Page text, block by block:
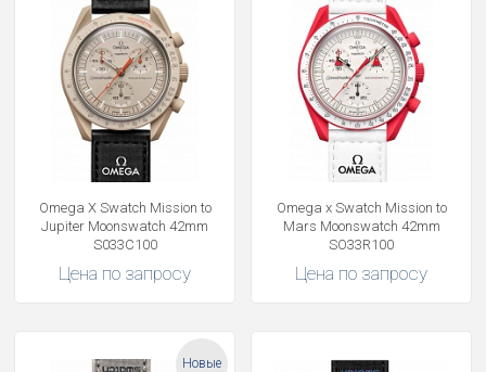
Omega X Swatch Mission to
Jupiter Moonswatch 42mm
S033C100
Цена по запросу
Omega x Swatch Mission to
Mars Moonswatch 42mm
SO33R100
Цена по запросу
Новые